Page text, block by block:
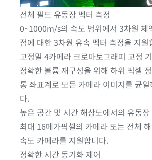
전체 필드 유동장 벡터 측정
0~1000m/s의 속도 범위에서 3차원 체
점에 대한 3차원 유속 벡터 측정을 지원
고정밀 4카메라 크로마토그래피 교정
정확한 볼륨 재구성을 위해 하위 픽셀
통 좌표계로 모든 카메라 이미지를 균
다.
높은 공간 및 시간 해상도에서의 유동장
최대 16메가픽셀의 카메라 또는 전체
속도 카메라를 지원합니다.
정확한 시간 동기화 제어